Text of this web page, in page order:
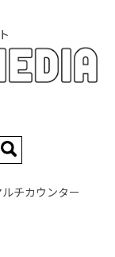
ルチカウンター